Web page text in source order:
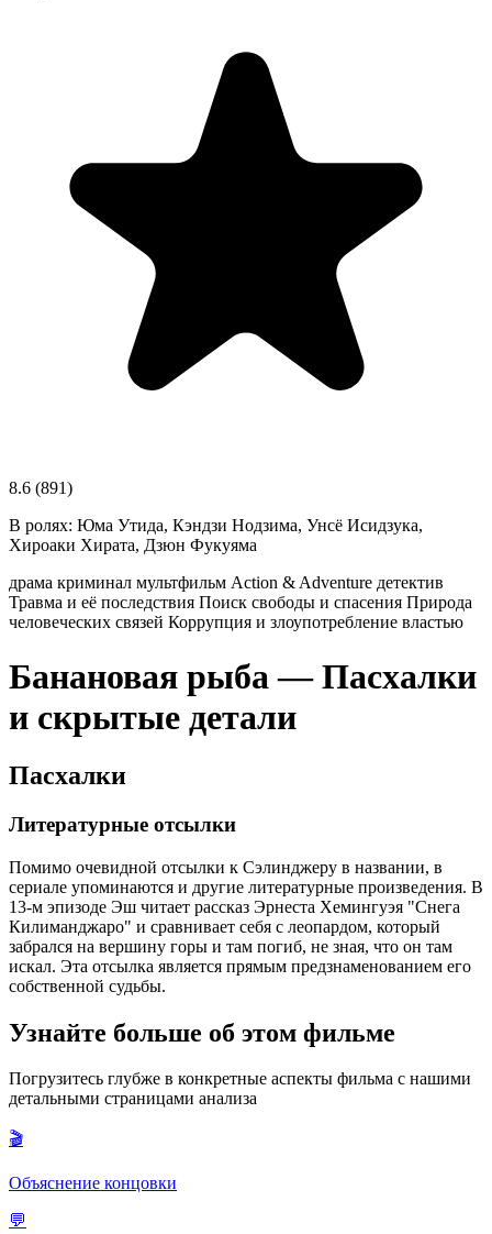
8.6 (891)
В ролях: Юма Утида, Кэндзи Нодзима, Унсё Исидзука,
Хироаки Хирата, Дзюн Фукуяма
драма криминал мультфильм Action & Adventure детектив
Травма и её последствия Поиск свободы и спасения Природа
человеческих связей Коррупция и злоупотребление властью
Банановая рыба — Пасхалки
и скрытые детали
Пасхалки
Литературные отсылки
Помимо очевидной отсылки к Сэлинджеру в названии, в
сериале упоминаются и другие литературные произведения. В
13-м эпизоде Эш читает рассказ Эрнеста Хемингуэя "Снега
Килиманджаро" и сравнивает себя с леопардом, который
забрался на вершину горы и там погиб, не зная, что он там
искал. Эта отсылка является прямым предзнаменованием его
собственной судьбы.
Узнайте больше об этом фильме
Погрузитесь глубже в конкретные аспекты фильма с нашими
детальными страницами анализа
🎬
Объяснение концовки
💬